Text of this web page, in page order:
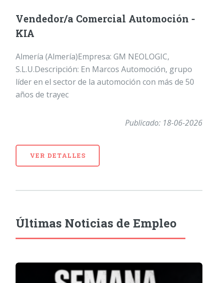
Vendedor/a Comercial Automoción -
KIA
Almería (Almería)Empresa: GM NEOLOGIC,
S.L.U.Descripción: En Marcos Automoción, grupo
líder en el sector de la automoción con más de 50
años de trayec
Publicado: 18-06-2026
VER DETALLES
Últimas Noticias de Empleo